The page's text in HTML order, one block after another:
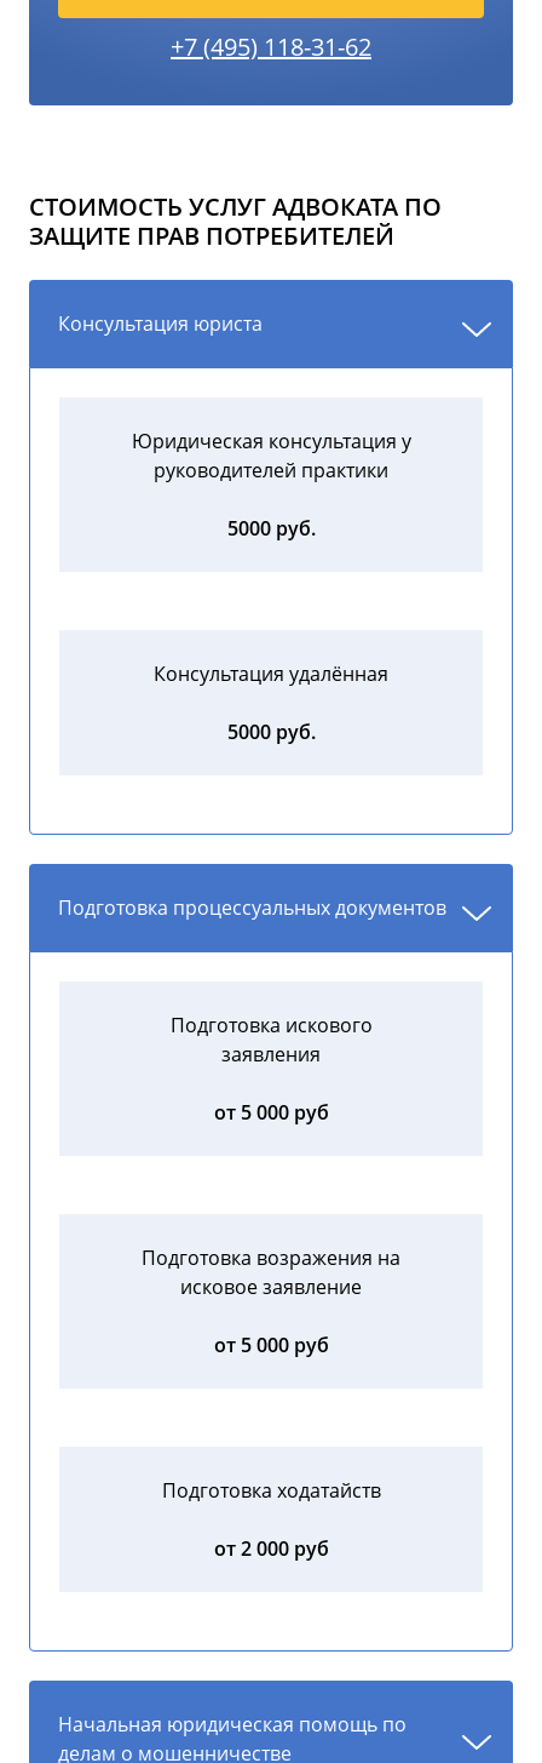
+7 (495) 118-31-62
СТОИМОСТЬ УСЛУГ АДВОКАТА ПО
ЗАЩИТЕ ПРАВ ПОТРЕБИТЕЛЕЙ
Консультация юриста
Юридическая консультация у
руководителей практики
5000 руб.
Консультация удалённая
5000 руб.
Подготовка процессуальных документов
Подготовка искового
заявления
от 5 000 руб
Подготовка возражения на
исковое заявление
от 5 000 руб
Подготовка ходатайств
от 2 000 руб
Начальная юридическая помощь по
делам о мошенничестве